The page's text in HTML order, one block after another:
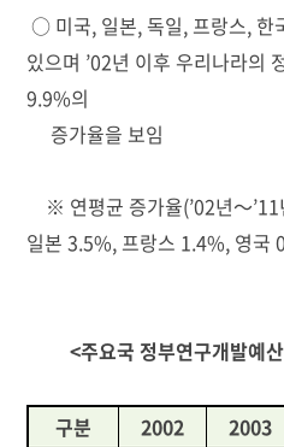
○ 미국, 일본, 독일, 프랑스, 한
있으며 ’02년 이후 우리나라의
9.9%의
증가율을 보임
※ 연평균 증가율(’02년～
일본 3.5%, 프랑스 1.4%, 영국
<주요국 정부연구개발예
구분
2002 2003